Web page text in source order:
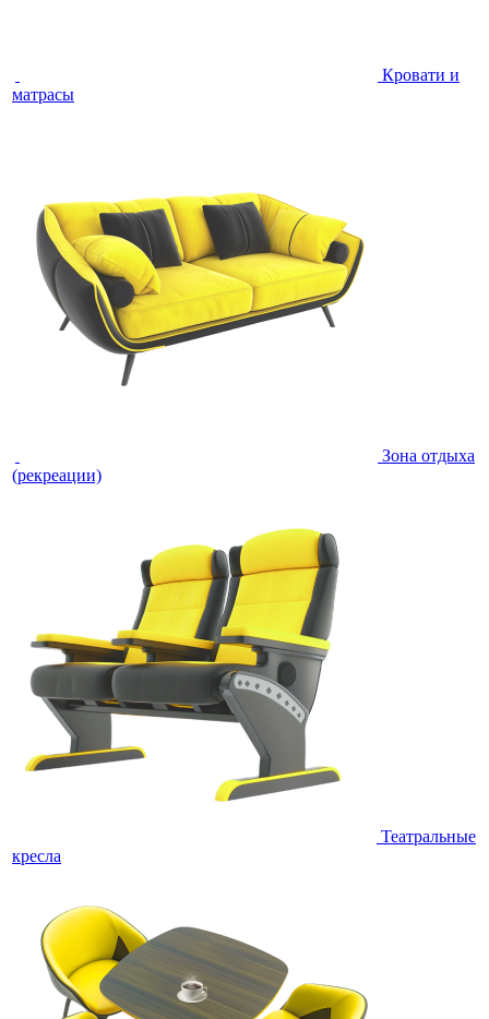
Кровати и
матрасы
Зона отдыха
(рекреации)
Театральные
кресла